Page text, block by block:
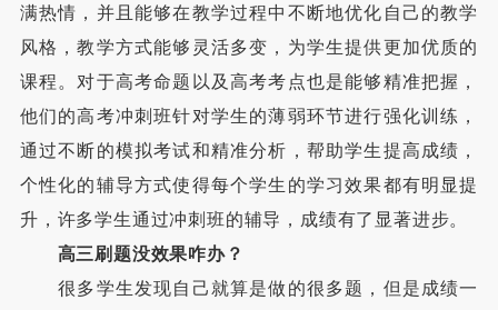
满热情，并且能够在教学过程中不断地优化自己的教学
风格，教学方式能够灵活多变，为学生提供更加优质的
课程。对于高考命题以及高考考点也是能够精准把握，
他们的高考冲刺班针对学生的薄弱环节进行强化训练，
通过不断的模拟考试和精准分析，帮助学生提高成绩，
个性化的辅导方式使得每个学生的学习效果都有明显提
升，许多学生通过冲刺班的辅导，成绩有了显著进步。
高三刷题没效果咋办？
很多学生发现自己就算是做的很多题，但是成绩一